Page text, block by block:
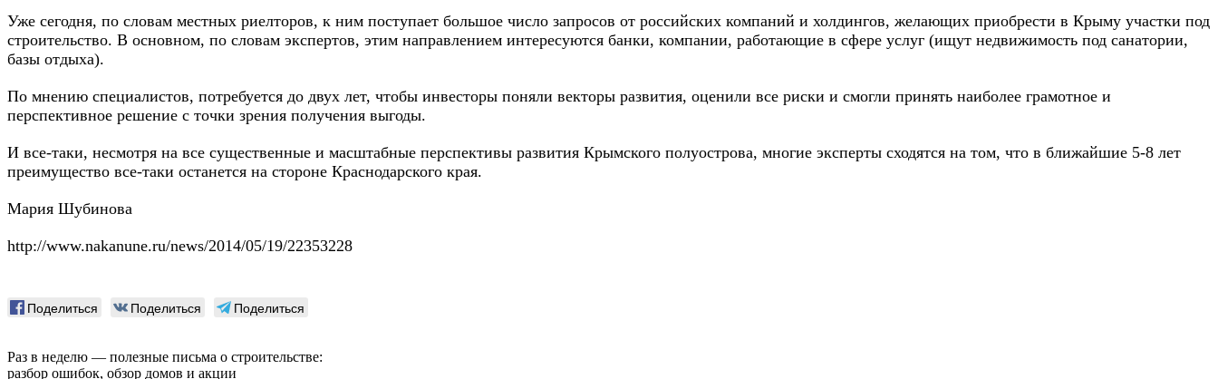
Уже сегодня, по словам местных риелторов, к ним поступает большое число запросов от российских компаний и холдингов, желающих приобрести в Крыму участки под
строительство. В основном, по словам экспертов, этим направлением интересуются банки, компании, работающие в сфере услуг (ищут недвижимость под санатории,
базы отдыха).
По мнению специалистов, потребуется до двух лет, чтобы инвесторы поняли векторы развития, оценили все риски и смогли принять наиболее грамотное и
перспективное решение с точки зрения получения выгоды.
И все-таки, несмотря на все существенные и масштабные перспективы развития Крымского полуострова, многие эксперты сходятся на том, что в ближайшие 5-8 лет
преимущество все-таки останется на стороне Краснодарского края.
Мария Шубинова
http://www.nakanune.ru/news/2014/05/19/22353228
Поделиться Поделиться Поделиться
Раз в неделю — полезные письма о строительстве:
разбор ошибок, обзор домов и акции